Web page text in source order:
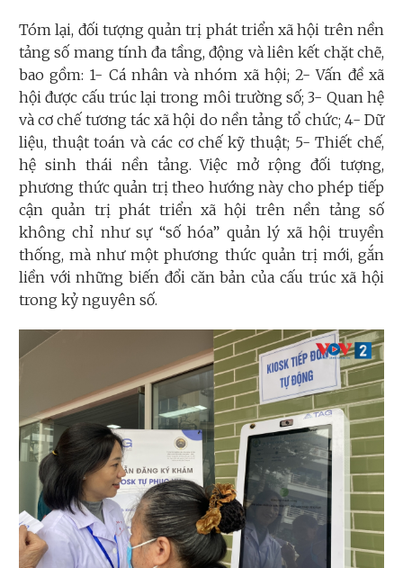
Tóm lại, đối tượng quản trị phát triển xã hội trên nền
tảng số mang tính đa tầng, động và liên kết chặt chẽ,
bao gồm: 1- Cá nhân và nhóm xã hội; 2- Vấn đề xã
hội được cấu trúc lại trong môi trường số; 3- Quan hệ
và cơ chế tương tác xã hội do nền tảng tổ chức; 4- Dữ
liệu, thuật toán và các cơ chế kỹ thuật; 5- Thiết chế,
hệ sinh thái nền tảng. Việc mở rộng đối tượng,
phương thức quản trị theo hướng này cho phép tiếp
cận quản trị phát triển xã hội trên nền tảng số
không chỉ như sự “số hóa” quản lý xã hội truyền
thống, mà như một phương thức quản trị mới, gắn
liền với những biến đổi căn bản của cấu trúc xã hội
trong kỷ nguyên số.